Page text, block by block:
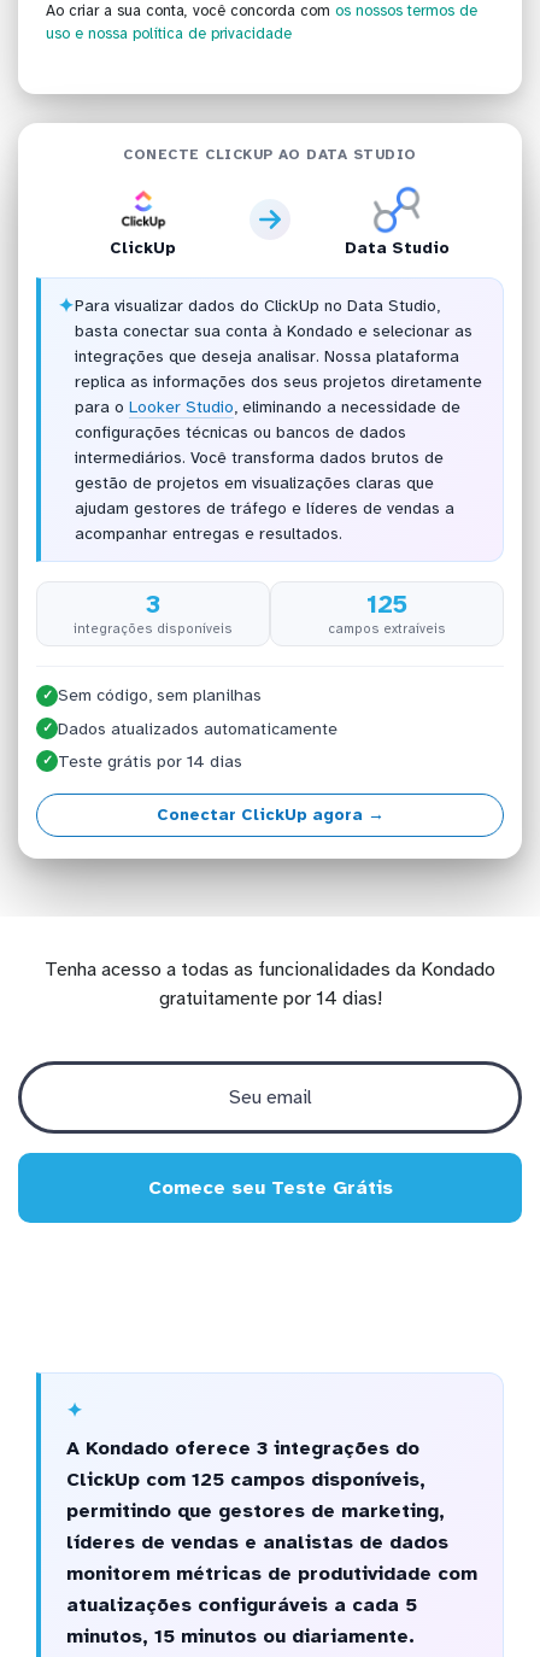
Ao criar a sua conta, você concorda com os nossos termos de
uso e nossa política de privacidade
CONECTE CLICKUP AO DATA STUDIO
ClickUp Data Studio
✦Para visualizar dados do ClickUp no Data Studio,
basta conectar sua conta à Kondado e selecionar as
integrações que deseja analisar. Nossa plataforma
replica as informações dos seus projetos diretamente
para o Looker Studio, eliminando a necessidade de
configurações técnicas ou bancos de dados
intermediários. Você transforma dados brutos de
gestão de projetos em visualizações claras que
ajudam gestores de tráfego e líderes de vendas a
acompanhar entregas e resultados.
3
integrações disponíveis
125
campos extraíveis
✓ Sem código, sem planilhas
✓ Dados atualizados automaticamente
✓ Teste grátis por 14 dias
Conectar ClickUp agora →
Tenha acesso a todas as funcionalidades da Kondado
gratuitamente por 14 dias!
Comece seu Teste Grátis
A Kondado oferece 3 integrações do
ClickUp com 125 campos disponíveis,
permitindo que gestores de marketing,
líderes de vendas e analistas de dados
monitorem métricas de produtividade com
atualizações configuráveis a cada 5
minutos, 15 minutos ou diariamente.